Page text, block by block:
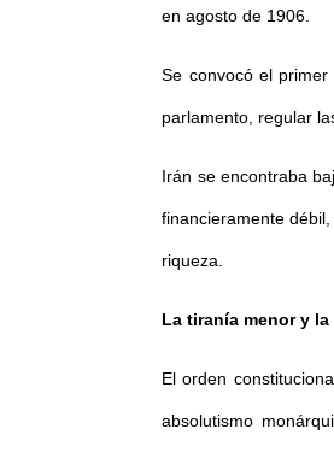
en agosto de 1906.
Se convocó el
parlamento, regular
Irán se encontraba
financieramente
riqueza.
La tiranía menor y
El orden
absolutismo